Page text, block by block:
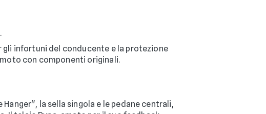
infortuni del conducente e la protezione
con componenti originali.
la sella singola e le pedane centrali,